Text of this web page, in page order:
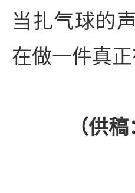
当扎气球的
在做一件真正
（供稿